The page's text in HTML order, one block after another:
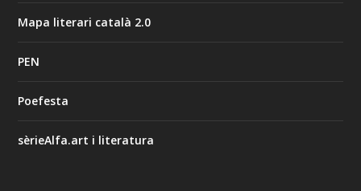
Mapa literari català 2.0
PEN
Poefesta
sèrieAlfa.art i literatura